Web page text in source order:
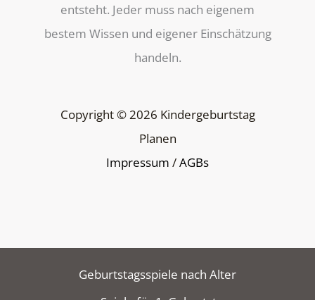
entsteht. Jeder muss nach eigenem
bestem Wissen und eigener Einschätzung
handeln.
Copyright © 2026 Kindergeburtstag
Planen
Impressum /AGBs
Geburtstagsspiele nach Alter